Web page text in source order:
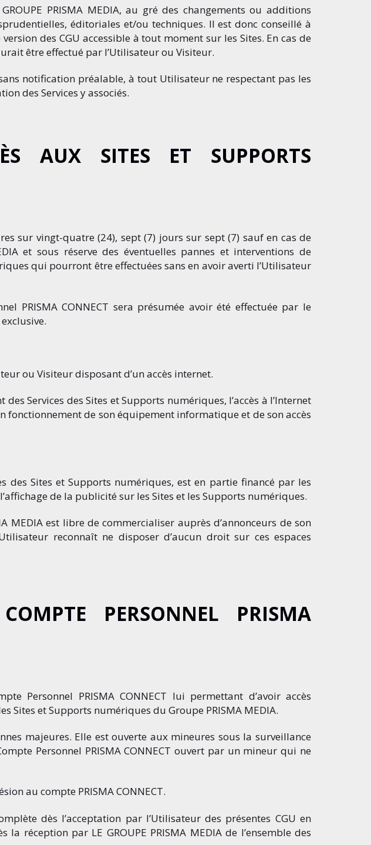
PRISMA MEDIA, au gré des changements ou additions
éditoriales et/ou techniques. Il est donc conseillé à
des CGU accessible à tout moment sur les Sites. En cas de
être effectué par l’Utilisateur ou Visiteur.
notification préalable, à tout Utilisateur ne respectant pas les
des Services y associés.
AUX SITES ET SUPPORTS
sur vingt-quatre (24), sept (7) jours sur sept (7) sauf en cas de
et sous réserve des éventuelles pannes et interventions de
qui pourront être effectuées sans en avoir averti l’Utilisateur
PRISMA CONNECT sera présumée avoir été effectuée par le
ou Visiteur disposant d’un accès internet.
Services des Sites et Supports numériques, l’accès à l’Internet
de son équipement informatique et de son accès
des Sites et Supports numériques, est en partie financé par les
de la publicité sur les Sites et les Supports numériques.
MEDIA est libre de commercialiser auprès d’annonceurs de son
reconnaît ne disposer d’aucun droit sur ces espaces
PERSONNEL PRISMA
Personnel PRISMA CONNECT lui permettant d’avoir accès
Sites et Supports numériques du Groupe PRISMA MEDIA.
majeures. Elle est ouverte aux mineures sous la surveillance
Personnel PRISMA CONNECT ouvert par un mineur qui ne
au compte PRISMA CONNECT.
dès l’acceptation par l’Utilisateur des présentes CGU en
la réception par LE GROUPE PRISMA MEDIA de l’ensemble des